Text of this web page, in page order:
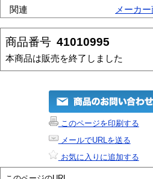
関連
メーカ
商品番号 41010995
本商品は販売を終了しました
このページを印刷する
メールでURLを送る
お気に入りに追加する